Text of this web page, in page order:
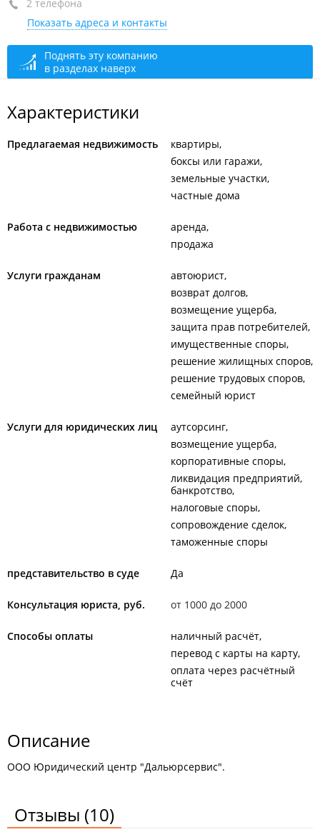
оф. 1
+7 (423) 256-40-67
+7 (423) 269-55-22
сегодня закрыто
2 телефона
Показать адреса и контакты
Поднять эту компанию
в разделах наверх
Характеристики
Предлагаемая недвижимость
квартиры
боксы или гаражи
земельные участки
частные дома
Работа с недвижимостью
аренда
продажа
Услуги гражданам
автоюрист
возврат долгов
возмещение ущерба
защита прав потребителей
имущественные споры
решение жилищных споров
решение трудовых споров
семейный юрист
Услуги для юридических лиц
аутсорсинг
возмещение ущерба
корпоративные споры
ликвидация предприятий,
банкротство
налоговые споры
сопровождение сделок
таможенные споры
представительство в суде Да
Консультация юриста, руб. от 1000 до 2000
Способы оплаты
наличный расчёт
перевод с карты на карту
оплата через расчётный
счёт
Описание
ООО Юридический центр "Дальюрсервис".
Отзывы (10)